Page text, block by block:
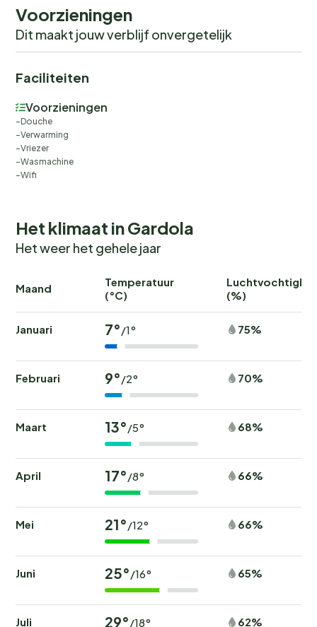
Voorzieningen
Dit maakt jouw verblijf onvergetelijk
Faciliteiten
Voorzieningen
Douche
Verwarming
Vriezer
Wasmachine
Wifi
Het klimaat in Gardola
Het weer het gehele jaar
Maand
Temperatuur
(°C)
(%)
Januari 7° /1° 75%
Februari 9° /2° 70%
Maart 13° /5° 68%
April 17° /8° 66%
Mei 21° /12° 66%
Juni 25° /16° 65%
Juli 29° /18° 62%